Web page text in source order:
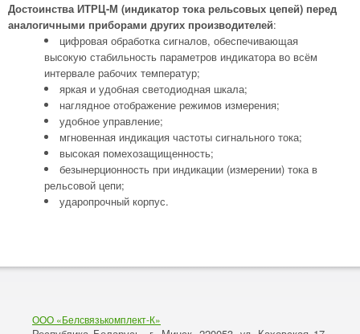
Достоинства ИТРЦ-М (индикатор тока рельсовых цепей) перед
аналогичными приборами других производителей:
цифровая обработка сигналов, обеспечивающая
высокую стабильность параметров индикатора во всём
интервале рабочих температур;
яркая и удобная светодиодная шкала;
наглядное отображение режимов измерения;
удобное управление;
мгновенная индикация частоты сигнального тока;
высокая помехозащищенность;
безынерционность при индикации (измерении) тока в
рельсовой цепи;
ударопрочный корпус.
ООО «Белсвязькомплект-К»